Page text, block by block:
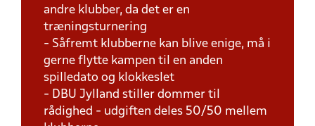
andre klubber, da det er en
træningsturnering
- Såfremt klubberne kan blive enige, må i
gerne flytte kampen til en anden
spilledato og klokkeslet
- DBU Jylland stiller dommer til
rådighed - udgiften deles 50/50 mellem